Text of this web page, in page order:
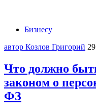
Бизнесу
автор Козлов Григорий
Что должно
законом о
ФЗ